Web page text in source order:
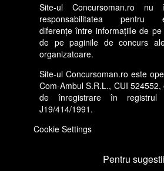
Site-ul Concursoman.ro nu
responsabilitatea pentru
diferențe între informațiile de
de pe paginile de concurs
organizatoare.
Site-ul Concursoman.ro este
Com-Ambul S.R.L., CUI
de înregistrare în registrul
J19/414/1991.
Cookie Settings
Pentru